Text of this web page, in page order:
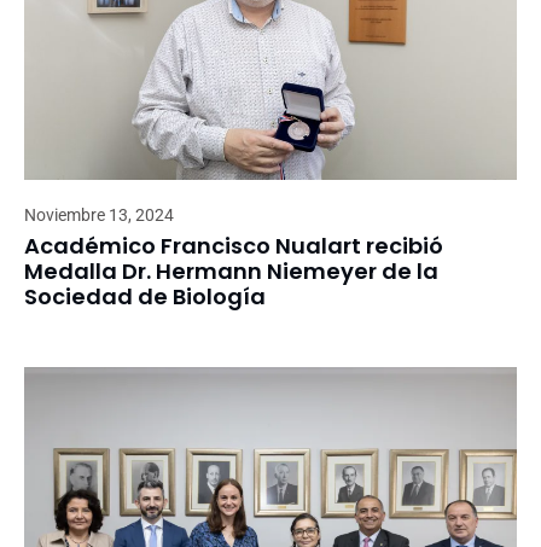
Noviembre 13, 2024
Académico Francisco Nualart recibió
Medalla Dr. Hermann Niemeyer de la
Sociedad de Biología